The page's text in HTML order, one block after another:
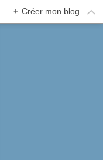
+ Créer mon blog